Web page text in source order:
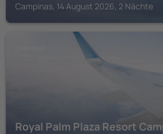
Campinas, 14 August 2026, 2 Nächte
Royal Palm Plaza Resort